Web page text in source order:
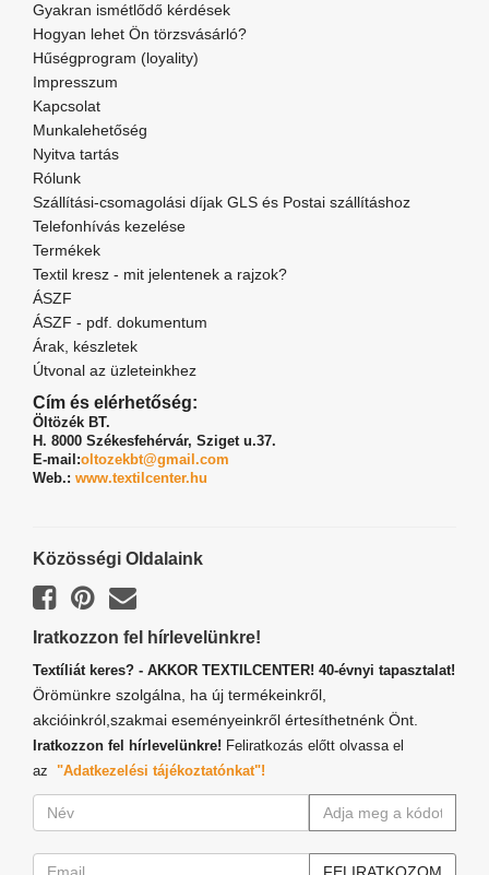
Gyakran ismétlődő kérdések
Hogyan lehet Ön törzsvásárló?
Hűségprogram (loyality)
Impresszum
Kapcsolat
Munkalehetőség
Nyitva tartás
Rólunk
Szállítási-csomagolási díjak GLS és Postai szállításhoz
Telefonhívás kezelése
Termékek
Textil kresz - mit jelentenek a rajzok?
ÁSZF
ÁSZF - pdf. dokumentum
Árak, készletek
Útvonal az üzleteinkhez
Cím és elérhetőség:
Öltözék BT.
H. 8000 Székesfehérvár, Sziget u.37.
E-mail:oltozekbt@gmail.com
Web.: www.textilcenter.hu
Közösségi Oldalaink
Iratkozzon fel hírlevelünkre!
Textíliát keres? - AKKOR TEXTILCENTER! 40-évnyi tapasztalat!
Örömünkre szolgálna, ha új termékeinkről,
akcióinkról,szakmai eseményeinkről értesíthetnénk Önt.
Iratkozzon fel hírlevelünkre! Feliratkozás előtt olvassa el
az "Adatkezelési tájékoztatónkat"!